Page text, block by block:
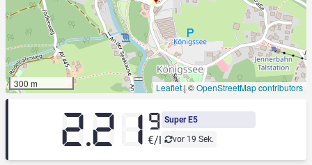
300 m Leaflet|©OpenStreetMap contributors
Super E5
vor 19 Sek.
2.21 9
€/l